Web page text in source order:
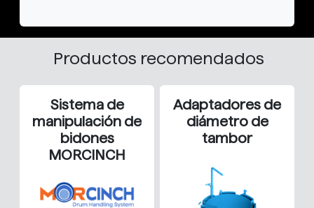
Productos recomendados
Sistema de
manipulación de
bidones
MORCINCH
Adaptadores de
diámetro de
tambor